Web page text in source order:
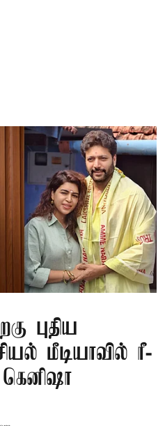
புதிய
மீடியாவில் ரீ-